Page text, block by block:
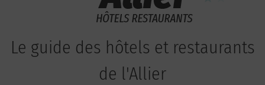
Le guide des hôtels et restaurants
de l'Allier